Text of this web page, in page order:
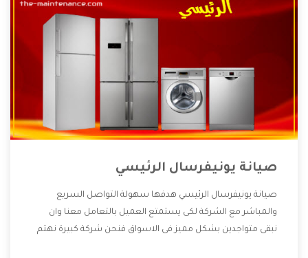
صيانة يونيفرسال الرئيسي
صيانة يونيفرسال الرئيسي هدفها سهولة التواصل السريع
والمباشر مع الشركة لكى يستمتع العميل بالتعامل معنا وان
نبقى متواجدين بشكل مميز فى الاسواق فنحن شركة كبيرة نهتم